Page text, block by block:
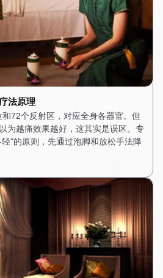
法原理
72个反射区，对应全身各器官。但
为越痛效果越好，这其实是误区。专
"的原则，先通过泡脚和放松手法降